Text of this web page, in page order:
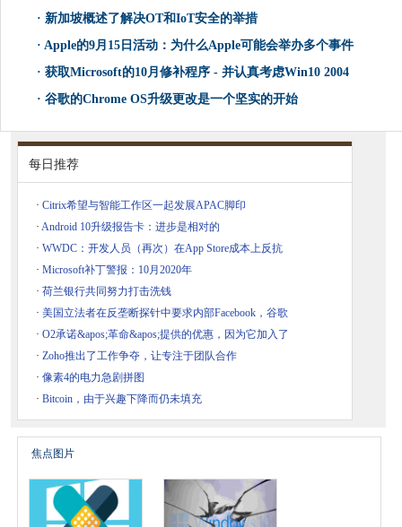
· 新加坡概述了解决OT和IoT安全的举措
· Apple的9月15日活动：为什么Apple可能会举办多个事件
· 获取Microsoft的10月修补程序 - 并认真考虑Win10 2004
· 谷歌的Chrome OS升级更改是一个坚实的开始
每日推荐
· Citrix希望与智能工作区一起发展APAC脚印
· Android 10升级报告卡：进步是相对的
· WWDC：开发人员（再次）在App Store成本上反抗
· Microsoft补丁警报：10月2020年
· 荷兰银行共同努力打击洗钱
· 美国立法者在反垄断探针中要求内部Facebook，谷歌
· O2承诺&apos;革命&apos;提供的优惠，因为它加入了
· Zoho推出了工作争夺，让专注于团队合作
· 像素4的电力急剧拼图
· Bitcoin，由于兴趣下降而仍未填充
焦点图片